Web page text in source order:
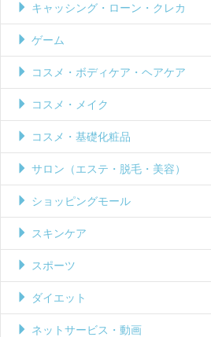
キャッシング・ローン・クレカ
ゲーム
コスメ・ボディケア・ヘアケア
コスメ・メイク
コスメ・基礎化粧品
サロン（エステ・脱毛・美容）
ショッピングモール
スキンケア
スポーツ
ダイエット
ネットサービス・動画